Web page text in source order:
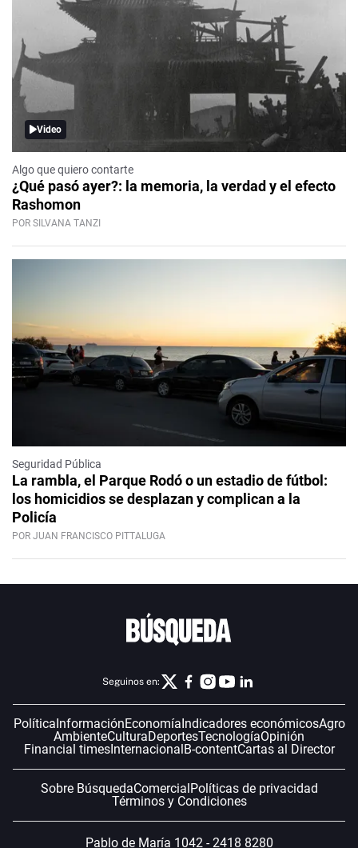
Video
Algo que quiero contarte
¿Qué pasó ayer?: la memoria, la verdad y el efecto
Rashomon
POR SILVANA TANZI
Seguridad Pública
La rambla, el Parque Rodó o un estadio de fútbol:
los homicidios se desplazan y complican a la
Policía
POR JUAN FRANCISCO PITTALUGA
Seguinos en:
Política InformaciónEconomía Indicadores económicosAgro
AmbienteCulturaDeportesTecnologíaOpinión
Financial timesInternacional B-contentCartas al Director
Sobre BúsquedaComercial Políticas de privacidad
Términos y Condiciones
Pablo de María 1042 - 2418 8280